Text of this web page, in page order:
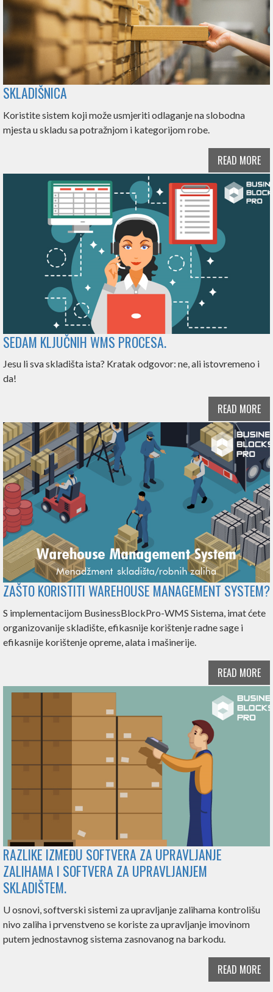
SKLADIŠNICA
Koristite sistem koji može usmjeriti odlaganje na slobodna
mjesta u skladu sa potražnjom i kategorijom robe.
READ MORE
SEDAM KLJUČNIH WMS PROCESA.
Jesu li sva skladišta ista? Kratak odgovor: ne, ali istovremeno i
da!
READ MORE
ZAŠTO KORISTITI WAREHOUSE MANAGEMENT SYSTEM?
S implementacijom BusinessBlockPro-WMS Sistema, imat ćete
organizovanije skladište, efikasnije korištenje radne sage i
efikasnije korištenje opreme, alata i mašinerije.
READ MORE
RAZLIKE IZMEĐU SOFTVERA ZA UPRAVLJANJE
ZALIHAMA I SOFTVERA ZA UPRAVLJANJEM
SKLADIŠTEM.
U osnovi, softverski sistemi za upravljanje zalihama kontrolišu
nivo zaliha i prvenstveno se koriste za upravljanje imovinom
putem jednostavnog sistema zasnovanog na barkodu.
READ MORE